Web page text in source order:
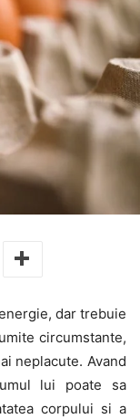
dar trebuie
circumstante,
neplacute. Avand
lui poate sa
corpului si a